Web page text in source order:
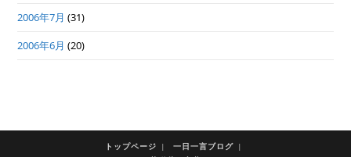
2006年7月 (31)
2006年6月 (20)
トップページ
一日一言ブログ